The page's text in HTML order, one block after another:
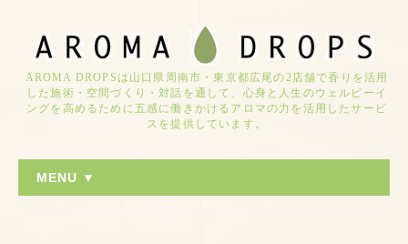
AROMA DROPSは山口県周南市・東京都広尾の2店舗で香りを活用
した施術・空間づくり・対話を通して、心身と人生のウェルビーイ
ングを高めるために五感に働きかけるアロマの力を活用したサービ
スを提供しています。
MENU ▼